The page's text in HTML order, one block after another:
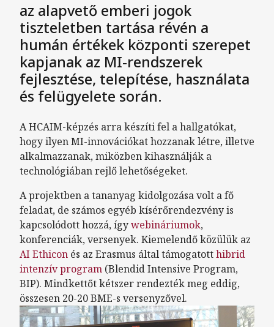
az alapvető emberi jogok
tiszteletben tartása révén a
humán értékek központi szerepet
kapjanak az MI-rendszerek
fejlesztése, telepítése, használata
és felügyelete során.
A HCAIM-képzés arra készíti fel a hallgatókat,
hogy ilyen MI-innovációkat hozzanak létre, illetve
alkalmazzanak, miközben kihasználják a
technológiában rejlő lehetőségeket.
A projektben a tananyag kidolgozása volt a fő
feladat, de számos egyéb kísérőrendezvény is
kapcsolódott hozzá, ígywebináriumok,
konferenciák, versenyek. Kiemelendő közülük az
AI Ethicon és az Erasmus által támogatotthibrid
intenzív program (Blendid Intensive Program,
BIP). Mindkettőt kétszer rendezték meg eddig,
összesen 20-20 BME-s versenyzővel.